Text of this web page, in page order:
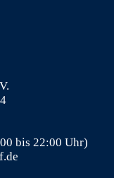
bis 22:00 Uhr)